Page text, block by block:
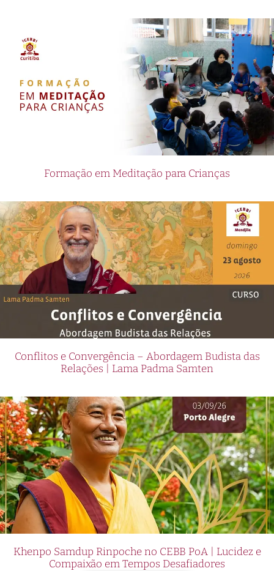
Formação em Meditação para Crianças
Conflitos e Convergência – Abordagem Budista das
Relações | Lama Padma Samten
Khenpo Samdup Rinpoche no CEBB PoA | Lucidez e
Compaixão em Tempos Desafiadores